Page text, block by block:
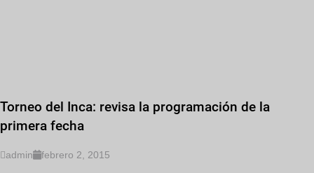
Torneo del Inca: revisa la programación de la
primera fecha
admin febrero 2, 2015